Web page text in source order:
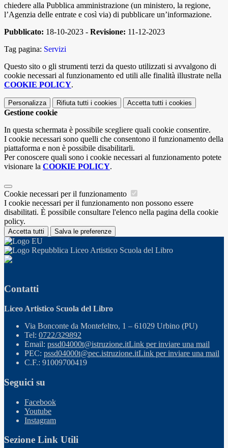
chiedere alla Pubblica amministrazione (un ministero, la regione,
l’Agenzia delle entrate e così via) di pubblicare un’informazione.
Pubblicato: 18-10-2023 - Revisione: 11-12-2023
Tag pagina: Servizi
Questo sito o gli strumenti terzi da questo utilizzati si avvalgono di
cookie necessari al funzionamento ed utili alle finalità illustrate nella
COOKIE POLICY.
Personalizza Rifiuta tutti i cookies Accetta tutti i cookies
Gestione cookie
In questa schermata è possibile scegliere quali cookie consentire.
I cookie necessari sono quelli che consentono il funzionamento della
piattaforma e non è possibile disabilitarli.
Per conoscere quali sono i cookie necessari al funzionamento potete
visionare la COOKIE POLICY.
Cookie necessari per il funzionamento
I cookie necessari per il funzionamento non possono essere
disabilitati. È possibile consultare l'elenco nella pagina della cookie
policy.
Accetta tutti Salva le preferenze
Liceo Artistico Scuola del Libro
Contatti
Liceo Artistico Scuola del Libro
Via Bonconte da Montefeltro, 1 – 61029 Urbino (PU)
Tel: 0722/329892
Email: pssd04000t@istruzione.itLink per inviare una mail
PEC: pssd04000t@pec.istruzione.itLink per inviare una mail
C.F.: 91009700419
Seguici su
Facebook
Youtube
Instagram
Sezione Link Utili